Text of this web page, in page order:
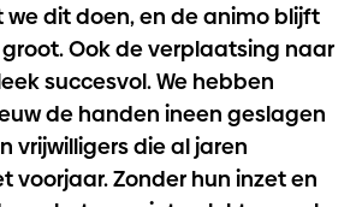
dit doen, en de animo blijft
Ook de verplaatsing naar
succesvol. We hebben
de handen ineen geslagen
vrijwilligers die al jaren
voorjaar. Zonder hun inzet en